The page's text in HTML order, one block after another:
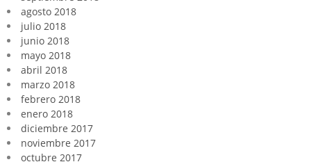
agosto 2018
julio 2018
junio 2018
mayo 2018
abril 2018
marzo 2018
febrero 2018
enero 2018
diciembre 2017
noviembre 2017
octubre 2017